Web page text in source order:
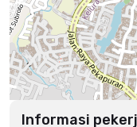
Informasi